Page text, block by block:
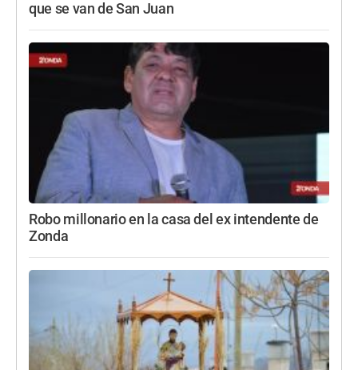
que se van de San Juan
Robo millonario en la casa del ex intendente de
Zonda